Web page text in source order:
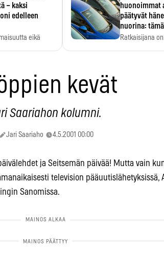
– kaksi
edelleen
eikä
huonoimmat
päätyvät
nuorina:
Ratkaisijana
kevät
Saariahon kolumni.
Jari Saariaho 4.5.2001 00:00
ja Seitsemän päivää! Mutta vain
television pääuutislähetyksissä,
Sanomissa.